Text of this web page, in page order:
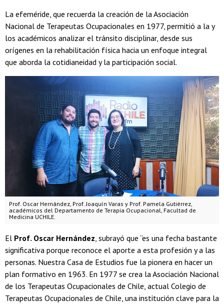
La efeméride, que recuerda la creación de la Asociación
Nacional de Terapeutas Ocupacionales en 1977, permitió a la y
los académicos analizar el tránsito disciplinar, desde sus
orígenes en la rehabilitación física hacia un enfoque integral
que aborda la cotidianeidad y la participación social.
Prof. Oscar Hernández, Prof. Joaquín Varas y Prof. Pamela Gutiérrez,
académicos del Departamento de Terapia Ocupacional, Facultad de
Medicina UCHILE.
El Prof. Oscar Hernández, subrayó que “es una fecha bastante
significativa porque reconoce el aporte a esta profesión y a las
personas. Nuestra Casa de Estudios fue la pionera en hacer un
plan formativo en 1963. En 1977 se crea la Asociación Nacional
de los Terapeutas Ocupacionales de Chile, actual Colegio de
Terapeutas Ocupacionales de Chile, una institución clave para la